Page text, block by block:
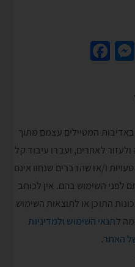
Te
M
g
er
o
k
המטיילים עצמם מתוך
לאחרים, ועברו עיבוד קל
ו/או שהדברים שנחוו אינם
לפני השימוש בהם. אין לכותב
התוכן או לתוצאות השימוש
לתנאי השימוש ולמדיניות
האתר.